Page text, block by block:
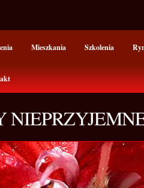
Mieszkania Szkolenia